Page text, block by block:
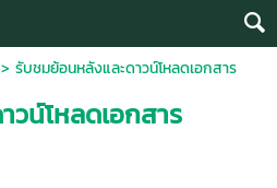
> รับชมย้อนหลังและดาวน์โหลดเอกสาร
น์โหลดเอกสาร